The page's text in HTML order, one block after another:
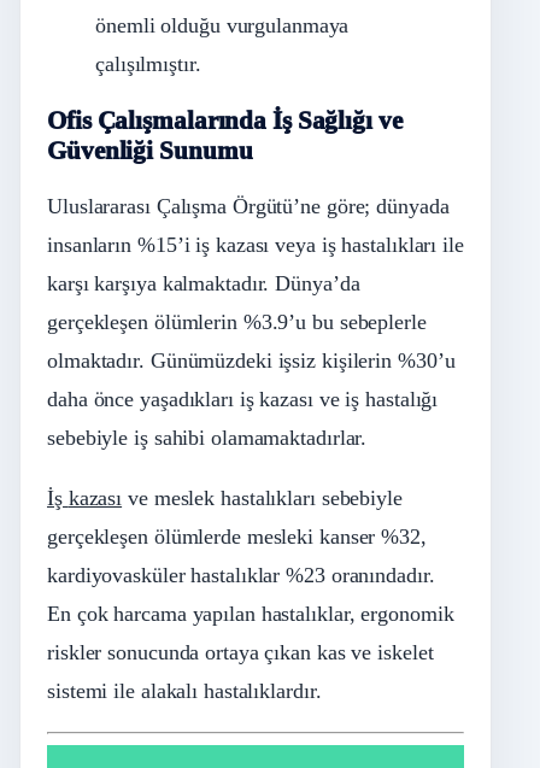
önemli olduğu vurgulanmaya
çalışılmıştır.
Ofis Çalışmalarında İş Sağlığı ve
Güvenliği Sunumu
Uluslararası Çalışma Örgütü’ne göre; dünyada
insanların %15’i iş kazası veya iş hastalıkları ile
karşı karşıya kalmaktadır. Dünya’da
gerçekleşen ölümlerin %3.9’u bu sebeplerle
olmaktadır. Günümüzdeki işsiz kişilerin %30’u
daha önce yaşadıkları iş kazası ve iş hastalığı
sebebiyle iş sahibi olamamaktadırlar.
İş kazası ve meslek hastalıkları sebebiyle
gerçekleşen ölümlerde mesleki kanser %32,
kardiyovasküler hastalıklar %23 oranındadır.
En çok harcama yapılan hastalıklar, ergonomik
riskler sonucunda ortaya çıkan kas ve iskelet
sistemi ile alakalı hastalıklardır.